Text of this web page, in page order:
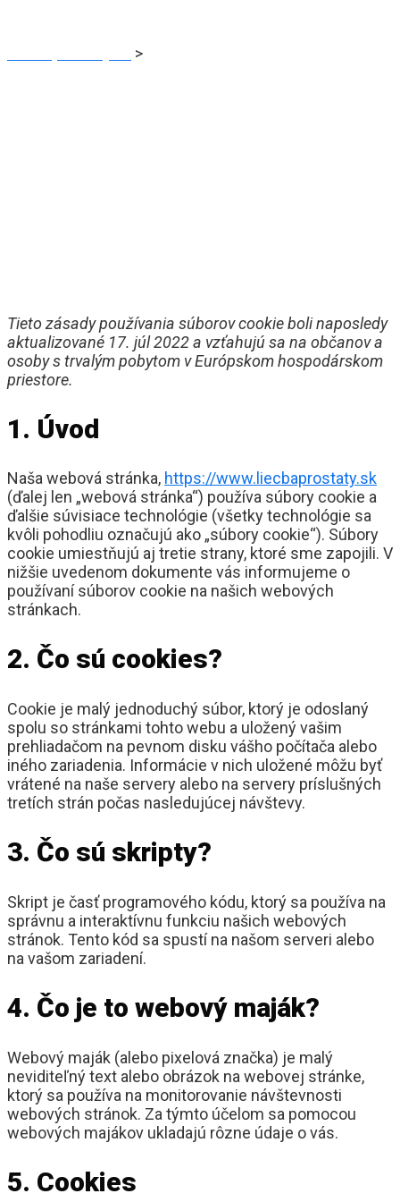
>
Tieto zásady používania súborov cookie boli naposledy
aktualizované 17. júl 2022 a vzťahujú sa na občanov a
osoby s trvalým pobytom v Európskom hospodárskom
priestore.
1. Úvod
Naša webová stránka, https://www.liecbaprostaty.sk
(ďalej len „webová stránka“) používa súbory cookie a
ďalšie súvisiace technológie (všetky technológie sa
kvôli pohodliu označujú ako „súbory cookie“). Súbory
cookie umiestňujú aj tretie strany, ktoré sme zapojili. V
nižšie uvedenom dokumente vás informujeme o
používaní súborov cookie na našich webových
stránkach.
2. Čo sú cookies?
Cookie je malý jednoduchý súbor, ktorý je odoslaný
spolu so stránkami tohto webu a uložený vašim
prehliadačom na pevnom disku vášho počítača alebo
iného zariadenia. Informácie v nich uložené môžu byť
vrátené na naše servery alebo na servery príslušných
tretích strán počas nasledujúcej návštevy.
3. Čo sú skripty?
Skript je časť programového kódu, ktorý sa používa na
správnu a interaktívnu funkciu našich webových
stránok. Tento kód sa spustí na našom serveri alebo
na vašom zariadení.
4. Čo je to webový maják?
Webový maják (alebo pixelová značka) je malý
neviditeľný text alebo obrázok na webovej stránke,
ktorý sa používa na monitorovanie návštevnosti
webových stránok. Za týmto účelom sa pomocou
webových majákov ukladajú rôzne údaje o vás.
5. Cookies